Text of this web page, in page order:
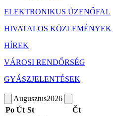
ELEKTRONIKUS ÜZENŐFAL
HIVATALOS KÖZLEMÉNYEK
HÍREK
VÁROSI RENDŐRSÉG
GYÁSZJELENTÉSEK
Augusztus2026
Po Út St Čt